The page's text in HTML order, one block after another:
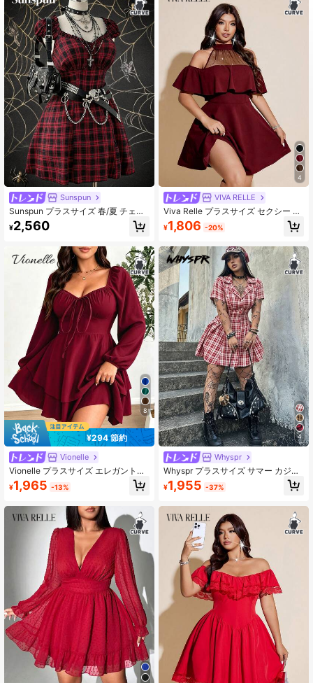
4.85 155K フォロワー
4.85 155K フォロワー
4.85 155K フォロワー
Sunspun
Sunspun プラスサイズ 春/夏 チェッ
ク柄 ペタルスリーブ Aライン ヴィン
テージドレス
¥2,560
8
¥294 節約
Vionelle
Vionelle プラスサイズ エレガントな
無地リボン付きダブルヘムドレス
¥1,965 -13%
4
VIVA RELLE
Viva Relle プラスサイズ セクシー ブ
ラック ラウンドネック ホルターネッ
ク 肩出し スパンコール メッシュ パ
¥1,806 -20%
4
Whyspr
Whyspr プラスサイズ サマー カジュ
アル チェック柄 前ボタン プリーツ
ドレス
¥1,955 -37%